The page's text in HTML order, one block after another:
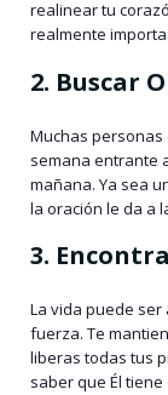
realinear tu
realmente importa.
2. Buscar
Muchas
semana entrante
mañana. Ya sea
la oración le da a
3.
La vida puede ser
fuerza. Te
liberas todas tus
saber que Él